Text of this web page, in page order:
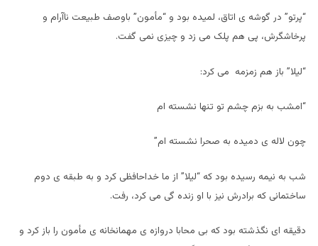
“پرتو” در گوشه ی اتاق، لمیده بود و “مأمون” باوصف طبیعت ناآرام و
پرخاشگرش، پی هم پلک می زد و چیزی نمی گفت.
“لیلا” باز هم زمزمه می کرد:
“امشب به بزم چشم تو تنها نشسته ام
چون لاله ی دمیده به صحرا نشسته ام”
شب به نیمه رسیده بود که “لیلا” از ما خداحافظی کرد و به طبقه ی دوم
ساختمانی که برادرش نیز با او زنده گی می کرد، رفت.
دقیقه ای نگذشته بود که بی محابا دروازه ی مهمانخانه ی مأمون را باز کرد و